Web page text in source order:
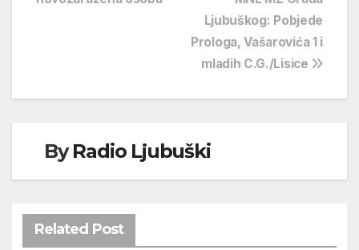
Ljubuškog: Pobjede
Prologa, Vašarovića 1 i
mladih C.G./Lisice
ByRadio Ljubuški
Related Post